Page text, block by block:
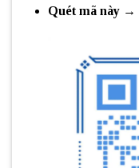
Quét mã này →